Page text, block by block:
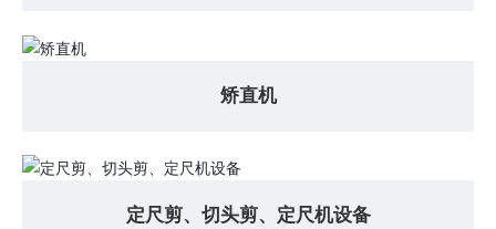
矫直机
定尺剪、切头剪、定尺机设备